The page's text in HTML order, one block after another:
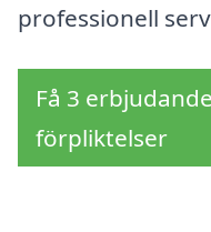
professionell
Få 3
förpliktelser